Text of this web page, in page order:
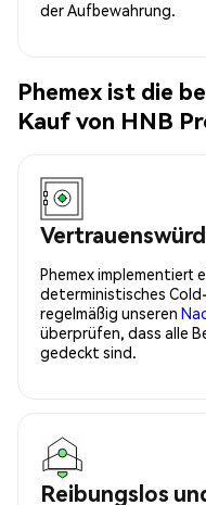
der Aufbewahrung.
Phemex ist die
Kauf von HNB
Phemex implementiert
deterministisches
regelmäßig unseren
überprüfen, dass alle
gedeckt sind.
Reibungslos